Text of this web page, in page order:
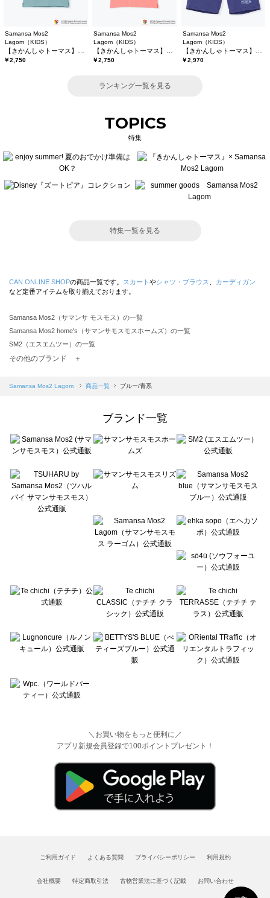
Samansa Mos2
Lagom（KIDS）
￥2,750
Samansa Mos2
Lagom（KIDS）
￥2,750
Samansa Mos2
Lagom（KIDS）
￥2,970
ランキング一覧を見る
TOPICS
特集
特集一覧を見る
CAN ONLINE SHOPの商品一覧です。 スカート やシャツ・ブラウス
カーディガン
など定番アイテムを取り揃えております。
Samansa Mos2（サマンサ モスモス）の一覧
Samansa Mos2 home's（サマンサモスモスホームズ）の一覧
SM2（エスエムツー）の一覧
TSUHARU by Samansa Mos2（ツハルバイサマンサモスモス）の一覧
Samansa Mos2 blue（サマンサモスモス ブルー）の一覧
Te chichi（テチチ）の一覧
Te chichi CLASSIC（テチチ クラシック）の一覧
Lugnoncure（ルノンキュール）の一覧
BETTY'S BLUE（べティーズブルー）の一覧
Wpc.（ワールドパーティー）の一覧
その他のブランド ＋
Samansa Mos2 Lagom 商品一覧 ブルー/青系
ブランド一覧
＼お買い物をもっと便利に／
アプリ新規会員登録で100ポイントプレゼント！
ご利用ガイド よくある質問 プライバシーポリシー 利用規約
会社概要 特定商取引法 古物営業法に基づく記載 お問い合わせ